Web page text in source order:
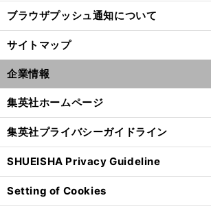
ブラウザプッシュ通知について
サイトマップ
企業情報
集英社ホームページ
集英社プライバシーガイドライン
SHUEISHA Privacy Guideline
Setting of Cookies